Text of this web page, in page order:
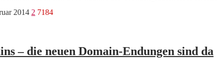
2014 2 7184
– die neuen Domain-Endungen sind da